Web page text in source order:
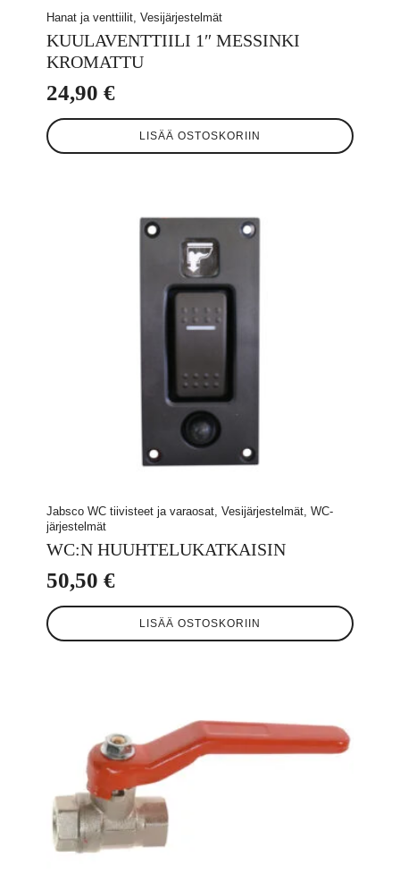
Hanat ja venttiilit, Vesijärjestelmät
KUULAVENTTIILI 1″ MESSINKI
KROMATTU
24,90 €
LISÄÄ OSTOSKORIIN
Jabsco WC tiivisteet ja varaosat, Vesijärjestelmät, WC-
järjestelmät
WC:N HUUHTELUKATKAISIN
50,50 €
LISÄÄ OSTOSKORIIN